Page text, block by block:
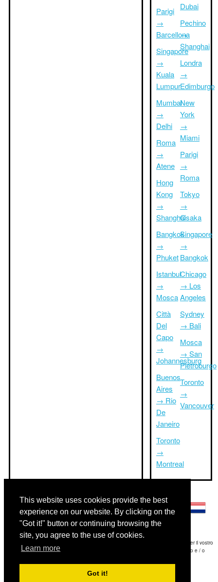
This website uses cookies provide the best
experience on our website. By clicking on the
"Got it!" button or continuing browsing the
site, you agree to the use of cookies.
Learn more
Got it!
Parigi
→
Barcellona
Singapore
→
Kuala
Lumpur
Mumbai
→
Delhi
Roma
→
Atene
Hong
Kong
→
Shanghai
Bangkok
→
Phuket
Istanbul
→
Mosca
Città
Del
Capo
→
Johannesburg
Buenos
Aires
→ Rio
De
Janeiro
Toronto
→
Montreal
Dubai
Pechino
→
Shanghai
Londra
→
Edimburgo
New
York
→
Miami
Parigi
→
Roma
Tokyo
→
Osaka
Singapore
→
Bangkok
Chicago
→ Los
Angeles
Sydney
→ Bali
Mosca
→ San
Pietroburgo
Toronto
→
Vancouver
Disclaimer: Le informazioni visualizzate su questo sito è la nostra migliore stima e per il vostro
riferimento soltanto.Triptimeto.com non è responsabile di eventuali ritardi viaggio e / o